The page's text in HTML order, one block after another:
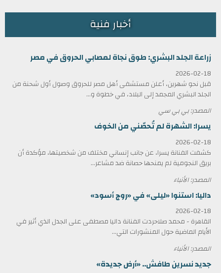
أخبار فنية
زراعة الجلد البشري: طوق نجاة لمصابي الحروق في مصر
2026-02-18
قبل نحو شهرين، أعلن مستشفى أهل مصر للحروق وصول أول شحنة من
الجلد البشري المجمد إلى البلاد، في خطوة و...
المصدر: بي بي سي
يسرا: الشهرة لم تُحصّني من الخوف
2026-02-18
كشفت الفنانة يسرا، عن جانب إنساني مختلف من شخصيتها، مؤكدة أن
بريق النجومية لم يمنحها حصانة ضد مشاعر...
المصدر: الأنباء
داليا: استنوا «ليلى» في «روج أسود»
2026-02-18
القاهرة - محمد صلاحردت الفنانة داليا مصطفى على الجدل الذي أثير في
الأيام الماضية حول المنشورات التي...
المصدر: الأنباء
جديد نسرين طافش.. «أرض جديدة»